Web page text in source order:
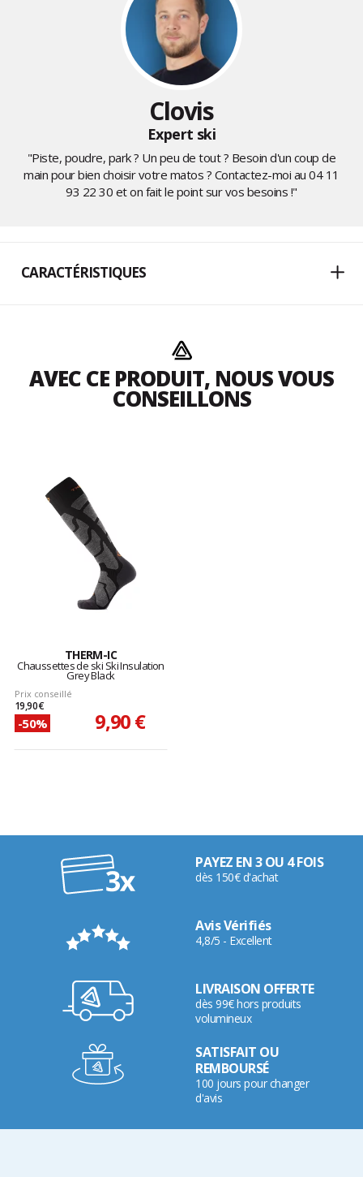
Clovis
Expert ski
"Piste, poudre, park ? Un peu de tout ? Besoin d'un coup de
main pour bien choisir votre matos ? Contactez-moi au04 11
93 22 30 et on fait le point sur vos besoins !"
CARACTÉRISTIQUES
AVEC CE PRODUIT, NOUS VOUS
CONSEILLONS
THERM-IC
Chaussettes de ski Ski Insulation
Grey Black
Prix conseillé
19,90 €
-50% 9,90 €
PAYEZ EN 3 OU 4 FOIS
dès 150€ d'achat
Avis Vérifiés
4,8/5 - Excellent
LIVRAISON OFFERTE
dès 99€ hors produits
volumineux
SATISFAIT OU
REMBOURSÉ
100 jours pour changer
d'avis